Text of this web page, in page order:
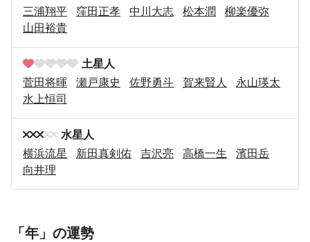
三浦翔平
窪田正孝 中川大志 松本潤
柳楽優弥
山田裕貴
土星人
菅田将暉
瀬戸康史 佐野勇斗 賀来賢人
永山瑛太
水上恒司
水星人
横浜流星
新田真剣佑 吉沢亮 高橋一生
濱田岳
向井理
「年」の運勢